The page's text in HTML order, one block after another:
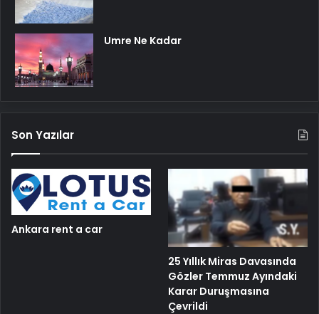
Umre Ne Kadar
Son Yazılar
Ankara rent a car
25 Yıllık Miras Davasında
Gözler Temmuz Ayındaki
Karar Duruşmasına
Çevrildi